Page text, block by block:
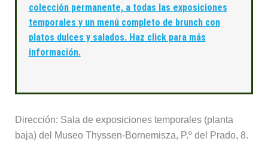
colección permanente, a todas las exposiciones
temporales y un menú completo de brunch con
platos dulces y salados. Haz click para más
información.
Dirección: Sala de exposiciones temporales (planta
baja) del Museo Thyssen-Bornemisza, P.º del Prado, 8.